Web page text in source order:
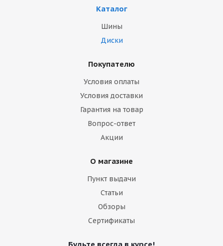
Каталог
Шины
Диски
Покупателю
Условия оплаты
Условия доставки
Гарантия на товар
Вопрос-ответ
Акции
О магазине
Пункт выдачи
Статьи
Обзоры
Сертификаты
Будьте всегда в курсе!